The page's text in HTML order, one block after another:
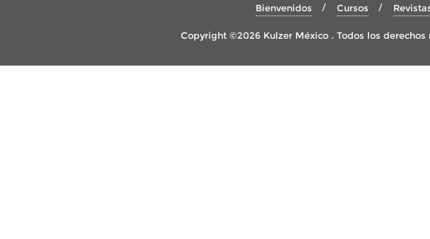
Bienvenidos Cursos
Copyright ©2026 Kulzer México . Todos los derechos